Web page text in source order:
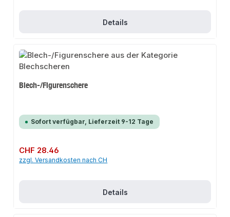
Details
Blech-/Figurenschere
Sofort verfügbar, Lieferzeit 9-12 Tage
Regulärer Preis:
CHF 28.46
zzgl. Versandkosten nach CH
Details